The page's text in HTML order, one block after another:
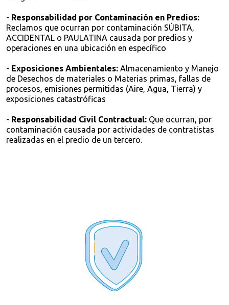
- Responsabilidad por Contaminación en Predios:
Reclamos que ocurran por contaminación SÚBITA,
ACCIDENTAL o PAULATINA causada por predios y
operaciones en una ubicación en específico
- Exposiciones Ambientales: Almacenamiento y Manejo
de Desechos de materiales o Materias primas, fallas de
procesos, emisiones permitidas (Aire, Agua, Tierra) y
exposiciones catastróficas
- Responsabilidad Civil Contractual: Que ocurran, por
contaminación causada por actividades de contratistas
realizadas en el predio de un tercero.